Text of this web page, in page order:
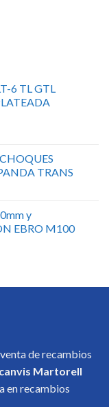
6 TL GTL
TRANS
y
EBRO M100
de recambios
Martorell
en recambios